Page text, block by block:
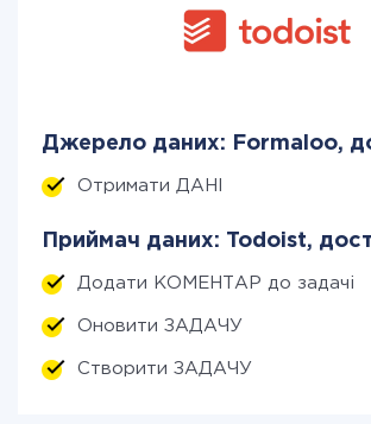
Джерело даних: Formaloo,
Отримати ДАНІ
Приймач даних: Todoist,
Додати КОМЕНТАР до задачі
Оновити ЗАДАЧУ
Створити ЗАДАЧУ